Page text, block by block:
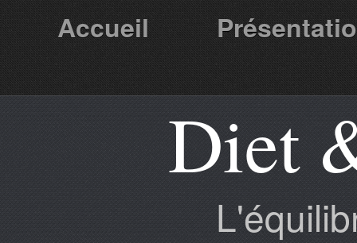
Accueil
Partenaires Diet